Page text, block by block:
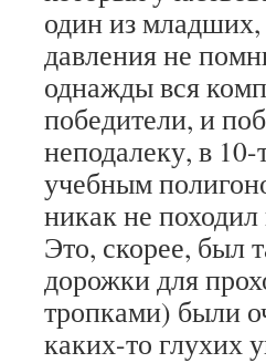
один из
давления не
однажды вся
победители, и
неподалеку, в
учебным
никак не
Это, скорее, был
дорожки для
тропками) были
каких-то глухих